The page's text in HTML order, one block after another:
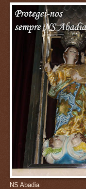
NS Abadia